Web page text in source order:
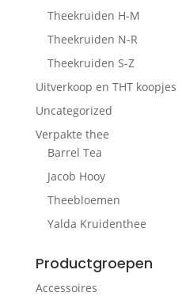
Theekruiden H-M
Theekruiden N-R
Theekruiden S-Z
Uitverkoop en THT koopjes
Uncategorized
Verpakte thee
Barrel Tea
Jacob Hooy
Theebloemen
Yalda Kruidenthee
Productgroepen
Accessoires